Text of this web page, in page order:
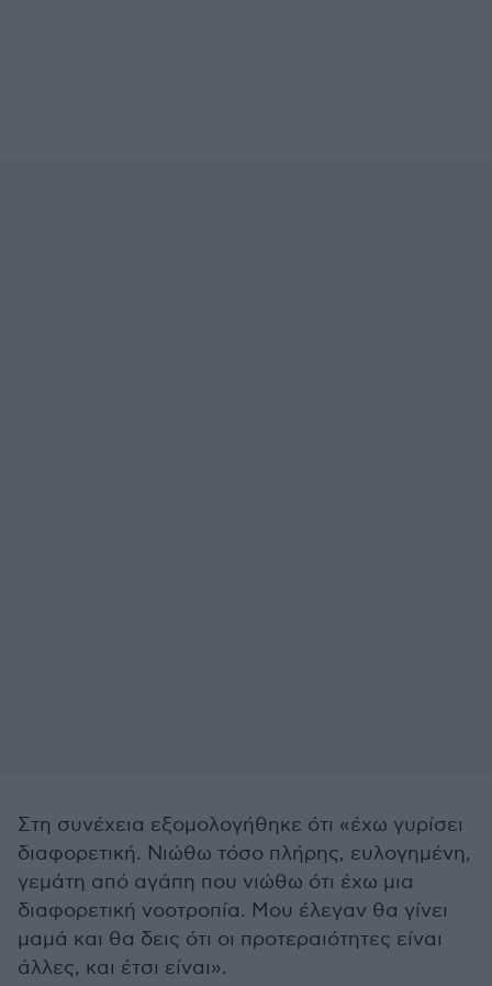
Στη συνέχεια εξομολογήθηκε ότι «έχω γυρίσει
διαφορετική. Νιώθω τόσο πλήρης, ευλογημένη,
γεμάτη από αγάπη που νιώθω ότι έχω μια
διαφορετική νοοτροπία. Μου έλεγαν θα γίνει
μαμά και θα δεις ότι οι προτεραιότητες είναι
άλλες, και έτσι είναι».